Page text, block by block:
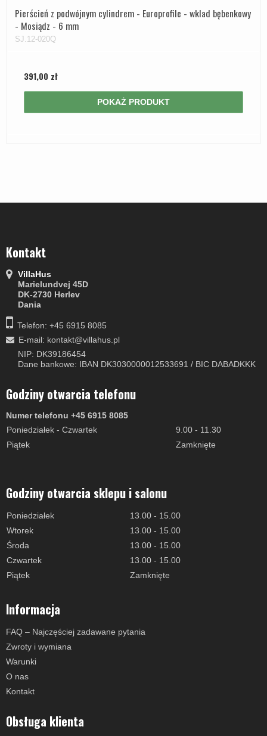
Pierścień z podwójnym cylindrem - Europrofile - wklad bębenkowy
- Mosiądz - 6 mm
SJ.12-020Q
391,00 zł
POKAŻ PRODUKT
Kontakt
VillaHus
Marielundvej 45D
DK-2730 Herlev
Dania
Telefon: +45 6915 8085
E-mail: kontakt@villahus.pl
NIP: DK39186454
Dane bankowe: IBAN DK3030000012533691 / BIC DABADKKK
Godziny otwarcia telefonu
Numer telefonu +45 6915 8085
Poniedziałek - Czwartek
9.00 - 11.30
Piątek
Zamknięte
Godziny otwarcia sklepu i salonu
Poniedziałek
13.00 - 15.00
Wtorek
13.00 - 15.00
Środa
13.00 - 15.00
Czwartek
13.00 - 15.00
Piątek
Zamknięte
Informacja
FAQ – Najczęściej zadawane pytania
Zwroty i wymiana
Warunki
O nas
Kontakt
Obsługa klienta